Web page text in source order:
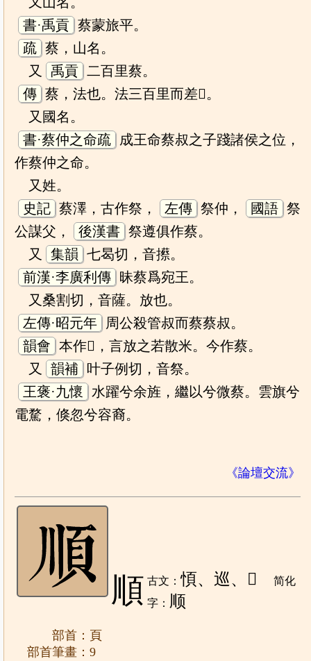
書·禹貢 蔡蒙旅平。
疏 蔡，山名。
又
禹貢 二百里蔡。
傳 蔡，法也。法三百里而差𥳑。
又國名。
書·蔡仲之命疏
成王命蔡叔之子踐諸侯之位，
作蔡仲之命。
又姓。
史記 蔡澤，古作祭， 左傳 祭仲， 國語 祭
公謀父，
後漢書 祭遵俱作蔡。
又
集韻 七曷切，音攃。
前漢·李廣利傳 昧蔡爲宛王。
又桑割切，音薩。放也。
左傳·昭元年
周公殺管叔而蔡蔡叔。
韻會 本作𥻦，言放之若散米。今作蔡。
又
韻補
叶子例切，音祭。
王褒·九懷
水躍兮余旌，繼以兮微蔡。雲旗兮
電騖，倏忽兮容裔。
《論壇交流》
順 古文：㥧、巡、𠈼 简化
字： 顺
部首：頁
部首筆畫：9